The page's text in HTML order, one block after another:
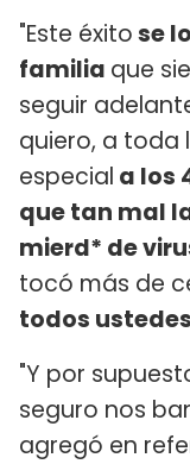
"Este éxitose
familia que
seguir
quiero, a toda
especial a los
que tan mal
mierd* de
tocó más de
todos
"Y por
seguro nos
agregó en